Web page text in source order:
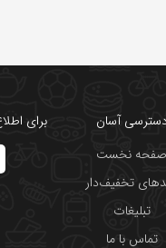
آسان
صفحه نخست
تخفیف‌دار
تبلیغات
تماس با ما
برای